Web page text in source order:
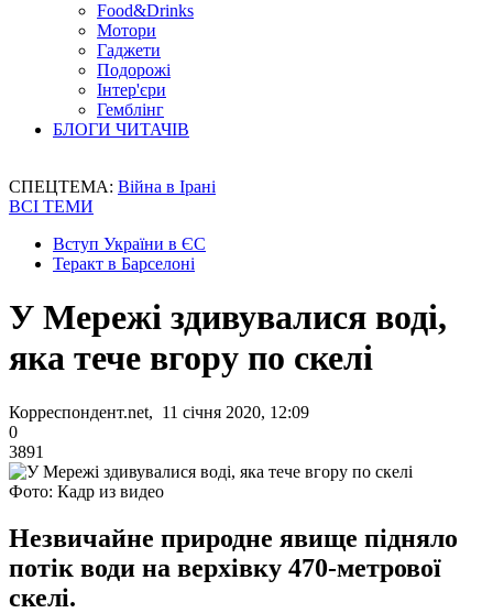
Food&Drinks
Мотори
Гаджети
Подорожі
Інтер'єри
Гемблінг
БЛОГИ ЧИТАЧІВ
СПЕЦТЕМА: Війна в Ірані
ВСІ ТЕМИ
Вступ України в ЄС
Теракт в Барселоні
У Мережі здивувалися воді,
яка тече вгору по скелі
Корреспондент.net, 11 січня 2020, 12:09
0
3891
Фото: Кадр из видео
Незвичайне природне явище підняло
потік води на верхівку 470-метрової
скелі.